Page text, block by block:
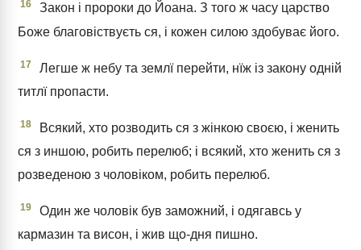
16
Закон і пророки до Йоана. З того ж часу царство
Боже благовіствуєть ся, і кожен силою здобуває його.
17
Легше ж небу та землї перейти, нїж із закону одній
титлї пропасти.
18
Всякий, хто розводить ся з жінкою своєю, і женить
ся з иншою, робить перелюб; і всякий, хто женить ся з
розведеною з чоловіком, робить перелюб.
19
Один же чоловік був заможний, і одягавсь у
кармазин та висон, і жив що-дня пишно.